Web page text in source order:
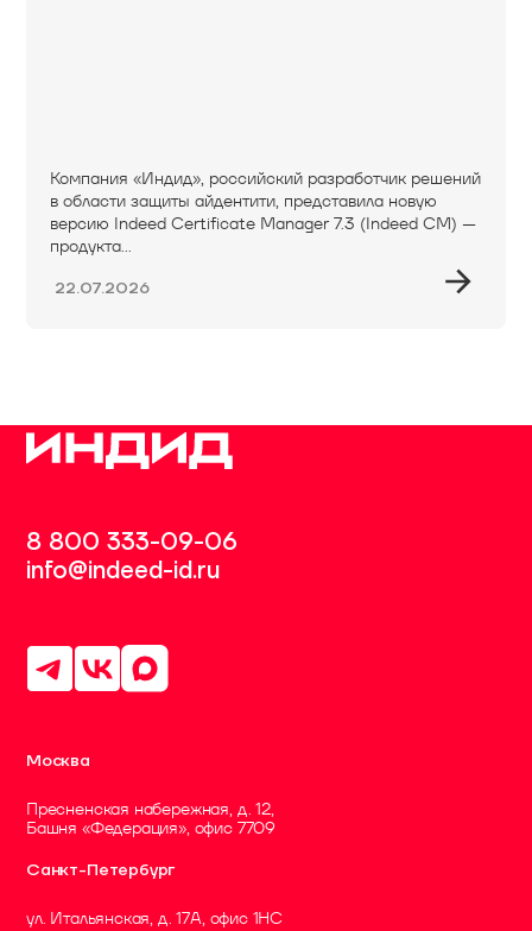
Компания «Индид», российский разработчик решений
в области защиты айдентити, представила новую
версию Indeed Certificate Manager 7.3 (Indeed CM) —
продукта...
22.07.2026
8 800 333-09-06
info@indeed-id.ru
Москва
Пресненская набережная, д. 12,
Башня «Федерация», офис 7709
Санкт-Петербург
ул. Итальянская, д. 17А, офис 1НC